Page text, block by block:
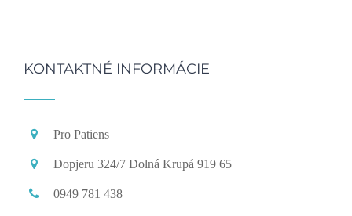
KONTAKTNÉ INFORMÁCIE
Pro Patiens
Dopjeru 324/7 Dolná Krupá 919 65
0949 781 438